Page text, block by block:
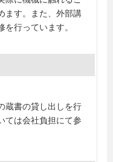
ます。また、外部講
行っています。
蔵書の貸し出しを行
ては会社負担にて参